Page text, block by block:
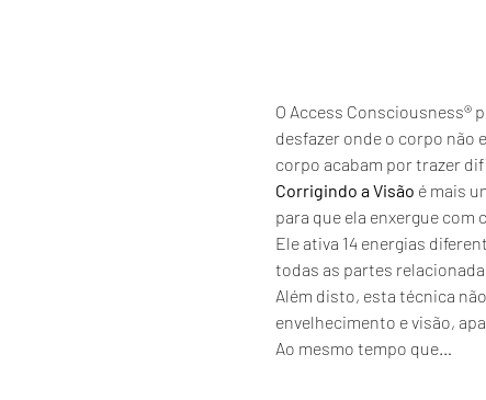
O Access Consciousness®
desfazer onde o corpo não
corpo acabam por trazer
Corrigindo a Visão é mais
para que ela enxergue com
Ele ativa 14 energias
todas as partes
Além disto, esta técnica
envelhecimento e visão,
Ao mesmo tempo que…